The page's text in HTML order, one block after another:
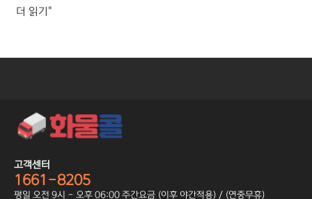
더 읽기"
고객센터
1661-8205
평일 오전 9시 - 오후 06:00 주간요금 (이후 야간적용) / (연중무휴)